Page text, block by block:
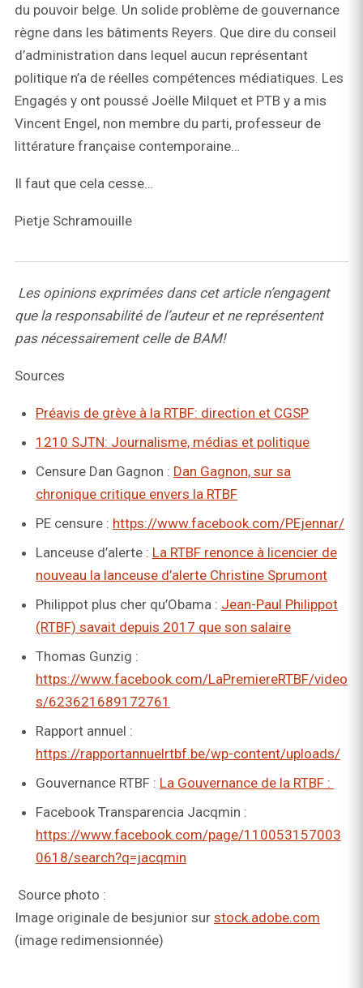
du pouvoir belge. Un solide problème de gouvernance
règne dans les bâtiments Reyers. Que dire du conseil
d’administration dans lequel aucun représentant
politique n’a de réelles compétences médiatiques. Les
Engagés y ont poussé Joëlle Milquet et PTB y a mis
Vincent Engel, non membre du parti, professeur de
littérature française contemporaine…
Il faut que cela cesse…
Pietje Schramouille
Les opinions exprimées dans cet article n’engagent
que la responsabilité de l’auteur et ne représentent
pas nécessairement celle de BAM!
Sources
Préavis de grève à la RTBF: direction et CGSP
1210 SJTN: Journalisme, médias et politique
Censure Dan Gagnon : Dan Gagnon, sur sa
chronique critique envers la RTBF
PE censure : https://www.facebook.com/PEjennar/
Lanceuse d’alerte : La RTBF renonce à licencier de
nouveau la lanceuse d’alerte Christine Sprumont
Philippot plus cher qu’Obama : Jean-Paul Philippot
(RTBF) savait depuis 2017 que son salaire
Thomas Gunzig :
https://www.facebook.com/LaPremiereRTBF/video
s/623621689172761
Rapport annuel :
https://rapportannuelrtbf.be/wp-content/uploads/
Gouvernance RTBF : La Gouvernance de la RTBF :
Facebook Transparencia Jacqmin :
https://www.facebook.com/page/110053157003
0618/search?q=jacqmin
Source photo :
Image originale de besjunior sur stock.adobe.com
(image redimensionnée)